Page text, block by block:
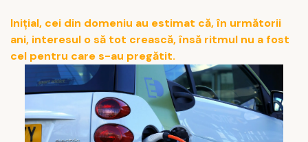
Inițial, cei din domeniu au estimat că, în următorii
ani, interesul o să tot crească, însă ritmul nu a fost
cel pentru care s-au pregătit.